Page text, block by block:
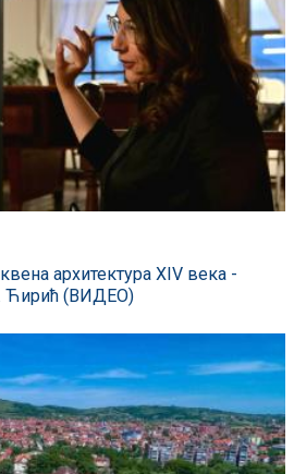
архитектура XIV века -
Ћирић (ВИДЕО)